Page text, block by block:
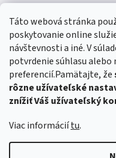
Táto webová stránka
poskytovanie online
návštevnosti a iné. V
potvrdenie súhlasu alebo
preferencií.Pamätajte, že
rôzne užívateľské
znížiť Váš užívateľský
Viac informáciítu.
Tatranský profil